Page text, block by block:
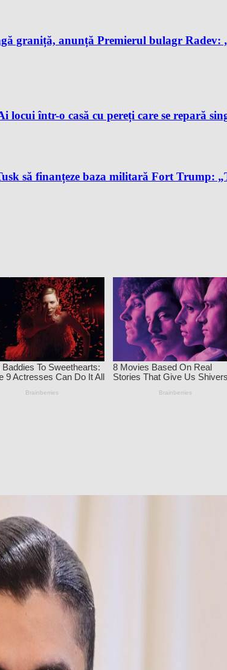
graniță, anunță Premierul bulagr Radev:
într-o casă cu pereți care se repară
să finanțeze baza militară Fort Trump: